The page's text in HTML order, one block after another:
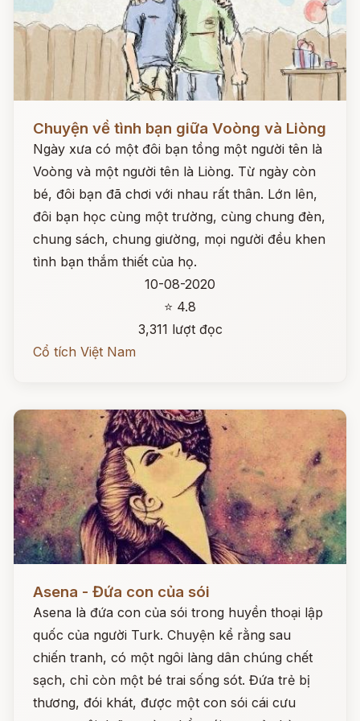
Chuyện về tình bạn giữa Voòng và Liòng
Ngày xưa có một đôi bạn tồng một người tên là
Voòng và một người tên là Liòng. Từ ngày còn
bé, đôi bạn đã chơi với nhau rất thân. Lớn lên,
đôi bạn học cùng một trường, cùng chung đèn,
chung sách, chung giường, mọi người đều khen
tình bạn thắm thiết của họ.
10-08-2020
⭐ 4.8
3,311 lượt đọc
Cổ tích Việt Nam
Asena - Đứa con của sói
Asena là đứa con của sói trong huyền thoại lập
quốc của người Turk. Chuyện kể rằng sau
chiến tranh, có một ngôi làng dân chúng chết
sạch, chỉ còn một bé trai sống sót. Đứa trẻ bị
thương, đói khát, được một con sói cái cưu